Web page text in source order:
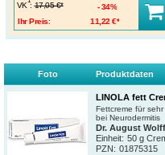
VK : 17,05 €*
Ihr Preis:
11,22 €*
34%
Foto Produktdaten
LINOLA fett
Fettcreme für
bei Neurodermitis
Dr. August
Einheit: 50 g
PZN : 01875315